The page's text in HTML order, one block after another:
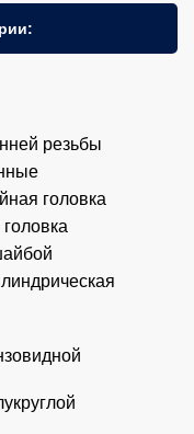
резьбы
головка